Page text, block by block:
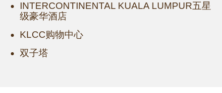
INTERCONTINENTAL KUALA LUMPUR五星
级豪华酒店
KLCC购物中心
双子塔